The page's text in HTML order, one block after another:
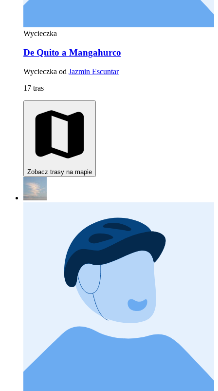
Wycieczka
De Quito a Mangahurco
Wycieczka od Jazmin Escuntar
17 tras
Zobacz trasy na mapie